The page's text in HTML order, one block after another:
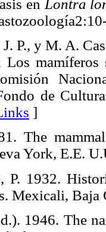
en Lontra
P., y M. A.
Los
de
]
The
York,
P. 1932.
Mexicali,
1946. The